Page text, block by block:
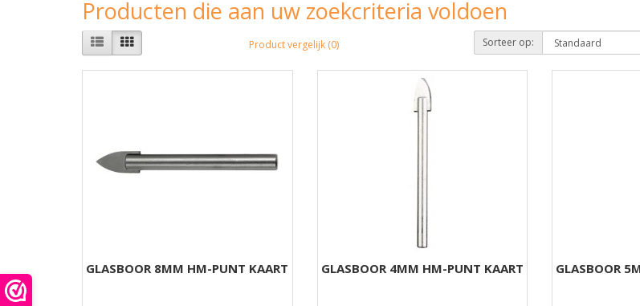
Producten die aan uw zoekcriteria voldoen
Product vergelijk (0) Sorteer op:
GLASBOOR 8MM HM-PUNT KAART GLASBOOR 4MM HM-PUNT KAART GLASBOOR